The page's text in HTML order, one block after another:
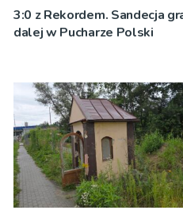
3:0 z Rekordem. Sandecja
dalej w Pucharze Polski